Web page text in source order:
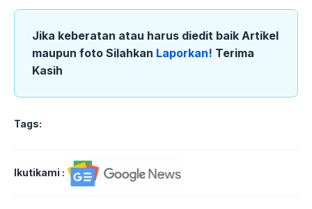
Jika keberatan atau harus diedit baik Artikel
maupun foto Silahkan Laporkan! Terima
Kasih
Tags:
Ikutikami :